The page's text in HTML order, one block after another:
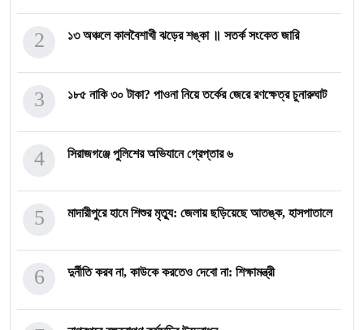
১৩ অঞ্চলে কালবৈশাখী ঝড়ের শঙ্কা ॥ সতর্ক সংকেত জারি
2
১৮৫ নাকি ৩০ টাকা? পাওনা নিয়ে তর্কের জেরে রণক্ষেত্র চুনারুঘাট
3
সিরাজগঞ্জে পুলিশের অভিযানে গ্রেপ্তার ৬
4
মাদারীপুরে হামে শিশুর মৃত্যু: জেলায় ছড়িয়েছে আতঙ্ক, হাসপাতালে
5
দুর্নীতি করব না, কাউকে করতেও দেবো না: শিক্ষামন্ত্রী
6